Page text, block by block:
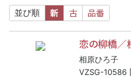
並び順 新 古 品番
恋の柳橋／
相原ひろ子
VZSG-10586